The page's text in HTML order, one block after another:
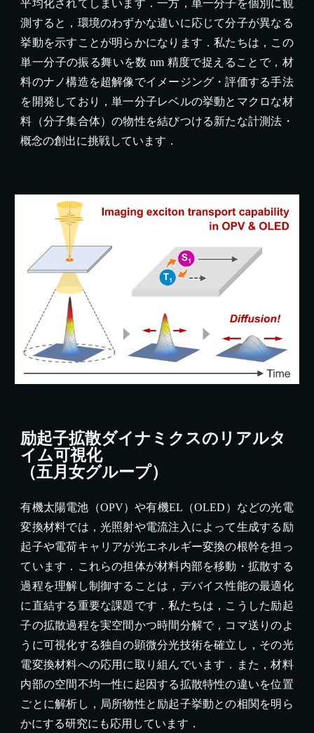
平均化されてしまいます．一方，単一分子を個別に観
測すると，環境のわずかな違いに応じて分子が異なる
挙動を示すことが明らかになります．私たちは，この
単一分子の振る舞いを数 nm 精度で捉えることで，材
料のナノ構造を超解像でイメージング・評価する手法
を開発しており，単一分子レベルの挙動とマクロな材
料（分子集合体）の物性を結びつける新たな計測法・
概念の創出に挑戦しています．
励起子拡散ダイナミクスのリアルタ
イム可視化
（五月女グループ）
有機太陽電池（OPV）や有機EL（OLED）などの光電
変換材料では，光照射や電流注入によって生成する励
起子や電荷キャリアが光エネルギー変換の根幹を担っ
ています．これらの担体が材料内部を移動・拡散する
過程を理解し制御することは，デバイス性能の最適化
に直結する重要な課題です．私たちは，こうした励起
子の拡散過程を実空間かつ時間分解で，コマ送りのよ
うに可視化する独自の顕微分光技術を確立し，その光
電変換材料への応用に取り組んでいます．また，材料
内部の空間不均一性に起因する拡散特性の違いを位置
ごとに解析し，局所物性と励起子挙動との相関を明ら
かにする研究にも応用しています．